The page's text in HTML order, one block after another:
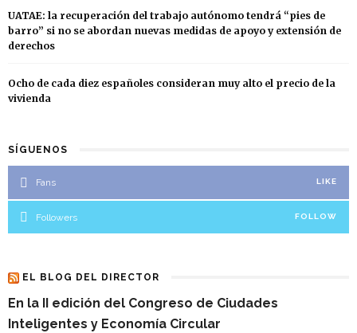
UATAE: la recuperación del trabajo autónomo tendrá “pies de
barro” si no se abordan nuevas medidas de apoyo y extensión de
derechos
Ocho de cada diez españoles consideran muy alto el precio de la
vivienda
SÍGUENOS
Fans LIKE
Followers FOLLOW
EL BLOG DEL DIRECTOR
En la II edición del Congreso de Ciudades
Inteligentes y Economía Circular